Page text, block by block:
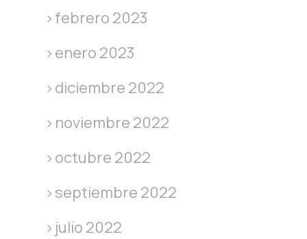
febrero 2023
enero 2023
diciembre 2022
noviembre 2022
octubre 2022
septiembre 2022
julio 2022